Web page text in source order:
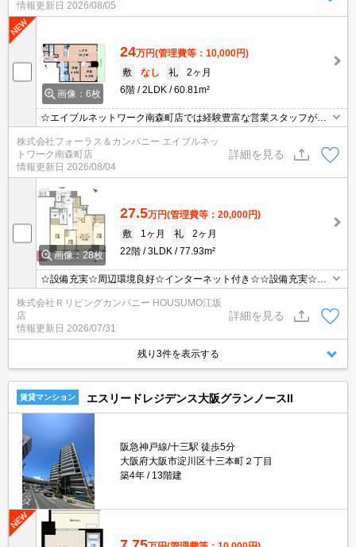
情報更新日 2026/08/05
画像：6枚
24万円(管理費等：10,000円)
敷
なし 礼
2ヶ月
6階
2LDK 60.81m²
☆エイブルネットワーク南森町店では経験豊富な営業スタッフが多
現地付近にて待ち合わせをさせていただきご内覧いただくサービス
や、主要駅までのお迎えサービスも実施中です☆詳しくは「エイブ
ルネットワーク南森町店」０１２０－８２１－２６０にお気軽にお
株式会社フォーラス＆カンパニー エイブルネッ
トワーク南森町店
情報更新日 2026/08/04
詳細を見る
画像：28枚
27.5万円(管理費等：20,000円)
敷
1ヶ月 礼
2ヶ月
22階
3LDK 77.93m²
☆設備充実☆周辺環境良好☆インターネット付き☆☆設備充実☆周
株式会社Ｒリビングカンパニー HOUSUMO江坂
店
情報更新日 2026/07/31
詳細を見る
残り3件を表示する
賃貸マンション エスリードレジデンス大阪グランノースII
阪急神戸線/十三駅 徒歩5分
大阪府大阪市淀川区十三本町２丁目
築4年
13階建